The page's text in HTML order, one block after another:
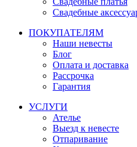
Свадебные
ПОКУПАТЕЛЯМ
Наши невесты
Блог
Оплата и доставка
Рассрочка
Гарантия
УСЛУГИ
Ателье
Выезд к невесте
Отпаривание